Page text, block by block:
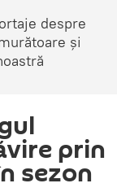
despre
și
prin
sezon